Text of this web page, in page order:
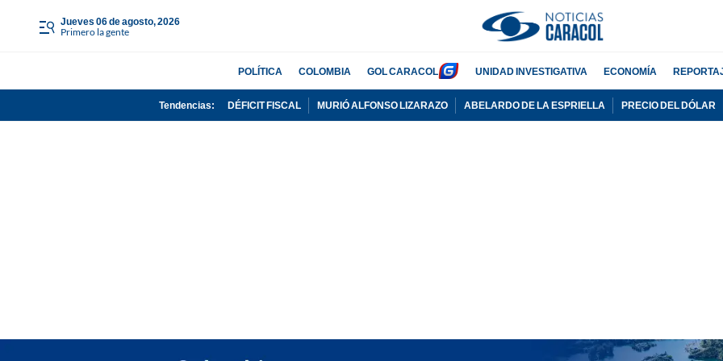
jueves 06 de agosto, 2026
Primero la gente
POLÍTICA COLOMBIA GOL CARACOL UNIDAD INVESTIGATIVA ECONOMÍA
Tendencias: DÉFICIT FISCAL MURIÓ ALFONSO LIZARAZO ABELARDO DE LA ESPRIELLA PRECIO DEL DÓLAR